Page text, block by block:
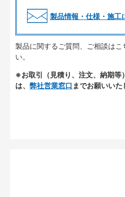
製品情報・仕様・施工
製品に関するご質問、ご相談はこ
い。
※お取引（見積り、注文、納期等
は、 弊社営業窓口 までお願いいた